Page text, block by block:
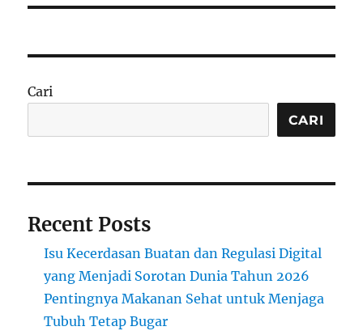
Cari
CARI
Recent Posts
Isu Kecerdasan Buatan dan Regulasi Digital
yang Menjadi Sorotan Dunia Tahun 2026
Pentingnya Makanan Sehat untuk Menjaga
Tubuh Tetap Bugar